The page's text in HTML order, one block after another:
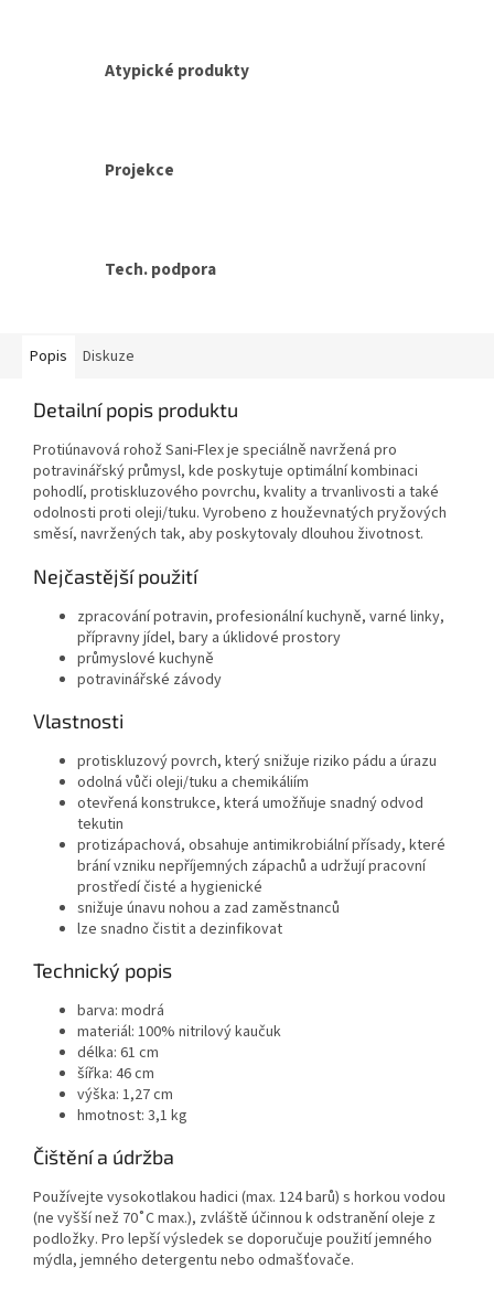
Atypické produkty
Projekce
Tech. podpora
Popis Diskuze
Detailní popis produktu
Protiúnavová rohož Sani-Flex je speciálně navržená pro
potravinářský průmysl, kde poskytuje optimální kombinaci
pohodlí, protiskluzového povrchu, kvality a trvanlivosti a také
odolnosti proti oleji/tuku. Vyrobeno z houževnatých pryžových
směsí, navržených tak, aby poskytovaly dlouhou životnost.
Nejčastější použití
zpracování potravin, profesionální kuchyně, varné linky,
přípravny jídel, bary a úklidové prostory
průmyslové kuchyně
potravinářské závody
Vlastnosti
protiskluzový povrch, který snižuje riziko pádu a úrazu
odolná vůči oleji/tuku a chemikáliím
otevřená konstrukce, která umožňuje snadný odvod
tekutin
protizápachová, obsahuje antimikrobiální přísady, které
brání vzniku nepříjemných zápachů a udržují pracovní
prostředí čisté a hygienické
snižuje únavu nohou a zad zaměstnanců
lze snadno čistit a dezinfikovat
Technický popis
barva: modrá
materiál: 100% nitrilový kaučuk
délka: 61 cm
šířka: 46 cm
výška: 1,27 cm
hmotnost: 3,1 kg
Čištění a údržba
Používejte vysokotlakou hadici (max. 124 barů) s horkou vodou
(ne vyšší než 70˚C max.), zvláště účinnou k odstranění oleje z
podložky. Pro lepší výsledek se doporučuje použití jemného
mýdla, jemného detergentu nebo odmašťovače.